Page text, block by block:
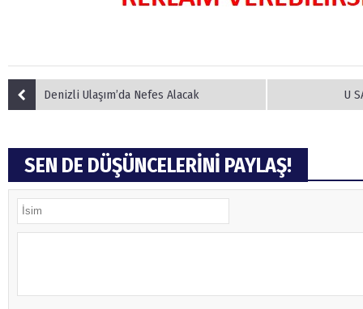
Denizli Ulaşım’da Nefes Alacak U
SEN DE DÜŞÜNCELERİNİ PAYLAŞ!